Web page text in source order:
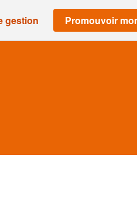
gestion Promouvoir